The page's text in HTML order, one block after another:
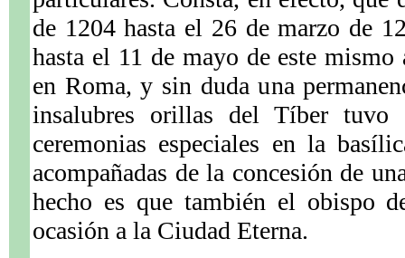
de 1204 hasta el 26 de marzo de
hasta el 11 de mayo de este
en Roma, y sin duda una
insalubres orillas del Tíber tuvo
ceremonias especiales en la
acompañadas de la concesión de
hecho es que también el obispo
ocasión a la Ciudad Eterna.